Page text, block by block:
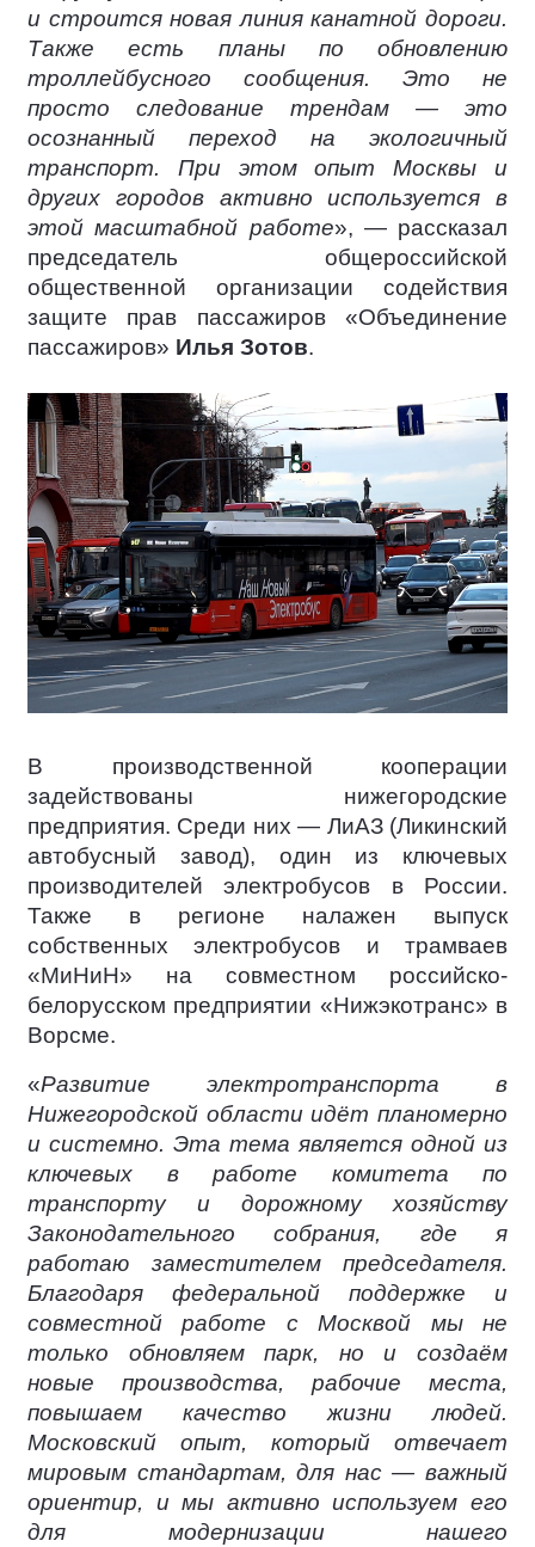
и строится новая линия канатной дороги.
Также есть планы по обновлению
троллейбусного сообщения. Это не
просто следование трендам — это
осознанный переход на экологичный
транспорт. При этом опыт Москвы и
других городов активно используется в
этой масштабной работе», — рассказал
председатель общероссийской
общественной организации содействия
защите прав пассажиров «Объединение
пассажиров» Илья Зотов.
В производственной кооперации
задействованы нижегородские
предприятия. Среди них — ЛиАЗ (Ликинский
автобусный завод), один из ключевых
производителей электробусов в России.
Также в регионе налажен выпуск
собственных электробусов и трамваев
«МиНиН» на совместном российско-
белорусском предприятии «Нижэкотранс» в
Ворсме.
«Развитие электротранспорта в
Нижегородской области идёт планомерно
и системно. Эта тема является одной из
ключевых в работе комитета по
транспорту и дорожному хозяйству
Законодательного собрания, где я
работаю заместителем председателя.
Благодаря федеральной поддержке и
совместной работе с Москвой мы не
только обновляем парк, но и создаём
новые производства, рабочие места,
повышаем качество жизни людей.
Московский опыт, который отвечает
мировым стандартам, для нас — важный
ориентир, и мы активно используем его
для модернизации нашего